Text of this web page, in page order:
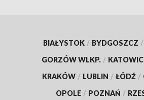
BIAŁYSTOK / BYDGOSZCZ /
GORZÓW WLKP. /
KRAKÓW / LUBLIN / ŁÓDŹ /
OPOLE / POZNAŃ /